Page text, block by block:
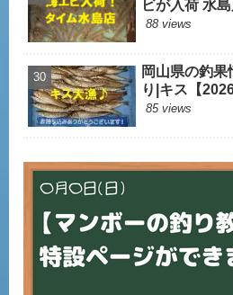
ビが入荷 水
88 views
岡山県の釣
り|キス【
85 views